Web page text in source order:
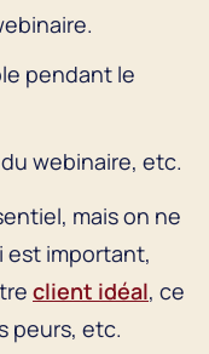
pendant le
webinaire, etc.
mais on ne
est important,
client idéal, ce
peurs, etc.